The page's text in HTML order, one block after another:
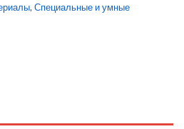
, Специальные и умные